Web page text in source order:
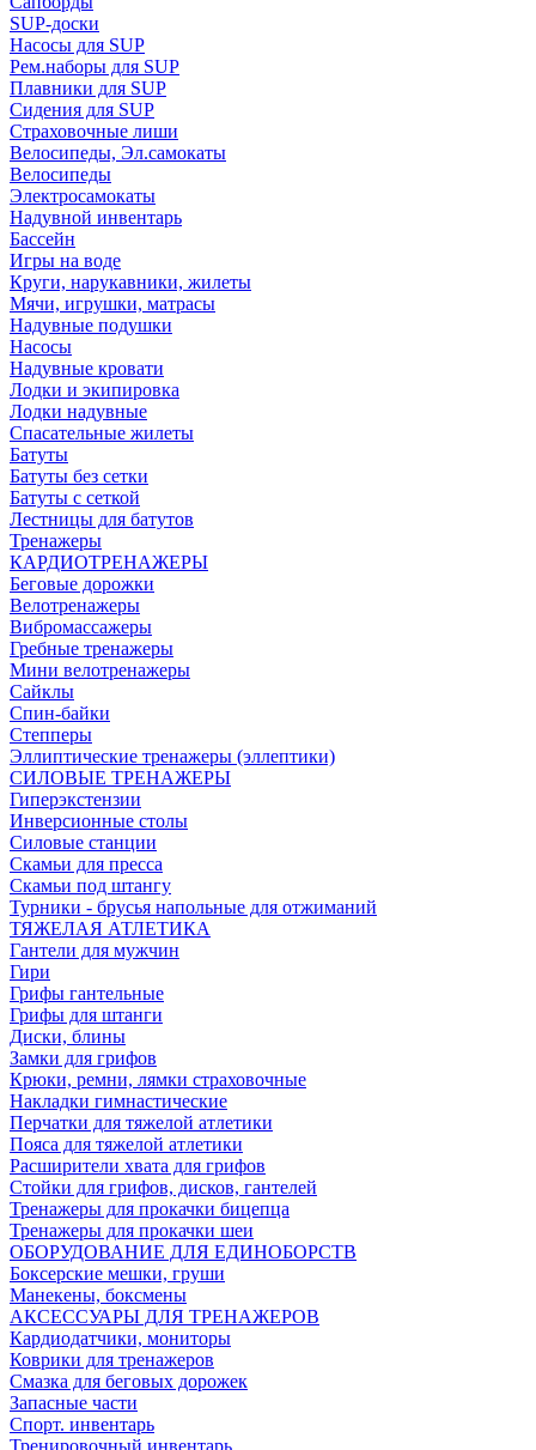
SUP-доски
Насосы для SUP
Рем.наборы для SUP
Плавники для SUP
Сидения для SUP
Страховочные лиши
Велосипеды, Эл.самокаты
Велосипеды
Электросамокаты
Надувной инвентарь
Бассейн
Игры на воде
Круги, нарукавники, жилеты
Мячи, игрушки, матрасы
Надувные подушки
Насосы
Надувные кровати
Лодки и экипировка
Лодки надувные
Спасательные жилеты
Батуты
Батуты без сетки
Батуты с сеткой
Лестницы для батутов
Тренажеры
КАРДИОТРЕНАЖЕРЫ
Беговые дорожки
Велотренажеры
Вибромассажеры
Гребные тренажеры
Мини велотренажеры
Сайклы
Спин-байки
Степперы
Эллиптические тренажеры (эллептики)
СИЛОВЫЕ ТРЕНАЖЕРЫ
Гиперэкстензии
Инверсионные столы
Силовые станции
Скамьи для пресса
Скамьи под штангу
Турники - брусья напольные для отжиманий
ТЯЖЕЛАЯ АТЛЕТИКА
Гантели для мужчин
Гири
Грифы гантельные
Грифы для штанги
Диски, блины
Замки для грифов
Крюки, ремни, лямки страховочные
Накладки гимнастические
Перчатки для тяжелой атлетики
Пояса для тяжелой атлетики
Расширители хвата для грифов
Стойки для грифов, дисков, гантелей
Тренажеры для прокачки бицепца
Тренажеры для прокачки шеи
ОБОРУДОВАНИЕ ДЛЯ ЕДИНОБОРСТВ
Боксерские мешки, груши
Манекены, боксмены
АКСЕССУАРЫ ДЛЯ ТРЕНАЖЕРОВ
Кардиодатчики, мониторы
Коврики для тренажеров
Смазка для беговых дорожек
Запасные части
Спорт. инвентарь
Тренировочный инвентарь